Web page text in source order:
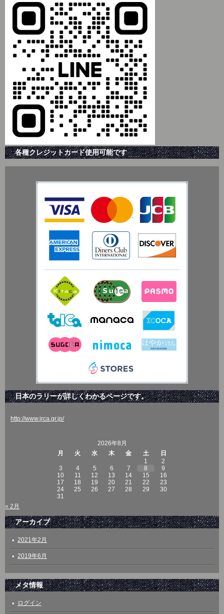
各種クレジットカード使用可能です
日本のラリーが詳しくわかるページです。
http://www.jrca.gr.jp/
2026年8月
月
火 水 木 金 土
日
1
2
3
4 5 6 7 8
9
10
11 12 13 14 15
16
17
18 19 20 21 22
23
24
25 26 27 28 29
30
31
« 2月
アーカイブ
2021年2月
2019年6月
メタ情報
ログイン